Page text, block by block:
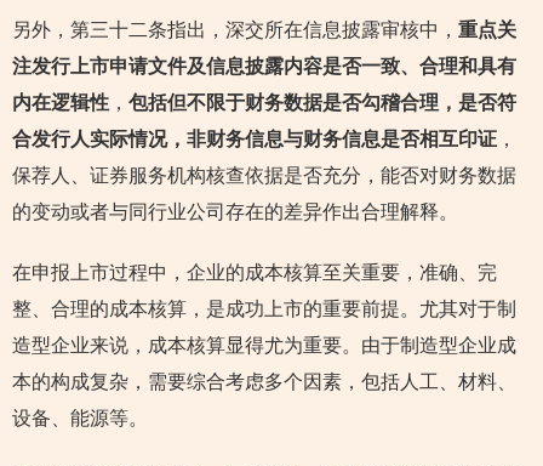
另外，第三十二条指出，深交所在信息披露审核中， 重点关
注发行上市申请文件及信息披露内容是否一致、合理和具有
内在逻辑性 ， 包括但不限于财务数据是否勾稽合理，是否符
合发行人实际情况，非财务信息与财务信息是否相互印证 ，
保荐人、证券服务机构核查依据是否充分，能否对财务数据
的变动或者与同行业公司存在的差异作出合理解释。
在申报上市过程中，企业的成本核算至关重要，准确、完
整、合理的成本核算，是成功上市的重要前提。尤其对于制
造型企业来说，成本核算显得尤为重要。由于制造型企业成
本的构成复杂，需要综合考虑多个因素，包括人工、材料、
设备、能源等。